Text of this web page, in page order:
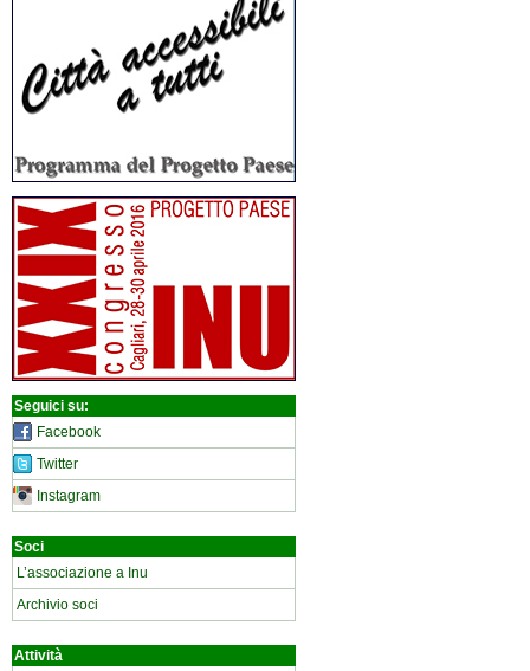
Seguici su:
Facebook
Twitter
Instagram
Soci
L’associazione a Inu
Archivio soci
Attività